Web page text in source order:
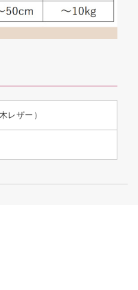
レザー）